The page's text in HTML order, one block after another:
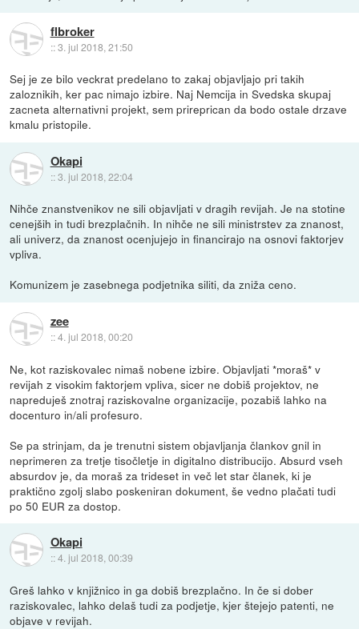
flbroker
::3. jul 2018, 21:50
Sej je ze bilo veckrat predelano to zakaj objavljajo pri takih
zaloznikih, ker pac nimajo izbire. Naj Nemcija in Svedska skupaj
zacneta alternativni projekt, sem prireprican da bodo ostale drzave
kmalu pristopile.
Okapi
::3. jul 2018, 22:04
Nihče znanstvenikov ne sili objavljati v dragih revijah. Je na stotine
cenejših in tudi brezplačnih. In nihče ne sili ministrstev za znanost,
ali univerz, da znanost ocenjujejo in financirajo na osnovi faktorjev
vpliva.
Komunizem je zasebnega podjetnika siliti, da zniža ceno.
zee
::4. jul 2018, 00:20
Ne, kot raziskovalec nimaš nobene izbire. Objavljati *moraš* v
revijah z visokim faktorjem vpliva, sicer ne dobiš projektov, ne
napreduješ znotraj raziskovalne organizacije, pozabiš lahko na
docenturo in/ali profesuro.
Se pa strinjam, da je trenutni sistem objavljanja člankov gnil in
neprimeren za tretje tisočletje in digitalno distribucijo. Absurd vseh
absurdov je, da moraš za trideset in več let star članek, ki je
praktično zgolj slabo poskeniran dokument, še vedno plačati tudi
po 50 EUR za dostop.
Okapi
::4. jul 2018, 00:39
Greš lahko v knjižnico in ga dobiš brezplačno. In če si dober
raziskovalec, lahko delaš tudi za podjetje, kjer štejejo patenti, ne
objave v revijah.